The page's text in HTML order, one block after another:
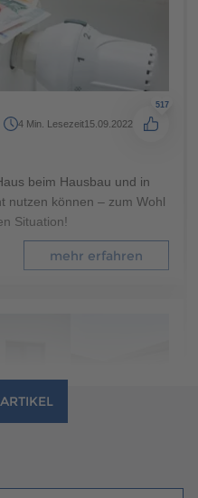
4 Min. Lesezeit15.09.2022
517
beim Hausbau und in
nutzen können – zum Wohl
Situation!
mehr erfahren